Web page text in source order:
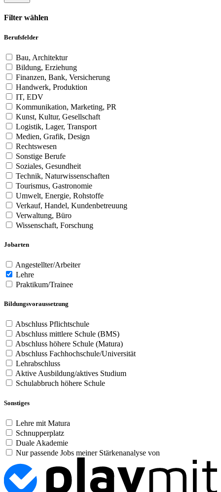
Filter wählen
Berufsfelder
Bau, Architektur
Bildung, Erziehung
Finanzen, Bank, Versicherung
Handwerk, Produktion
IT, EDV
Kommunikation, Marketing, PR
Kunst, Kultur, Gesellschaft
Logistik, Lager, Transport
Medien, Grafik, Design
Rechtswesen
Sonstige Berufe
Soziales, Gesundheit
Technik, Naturwissenschaften
Tourismus, Gastronomie
Umwelt, Energie, Rohstoffe
Verkauf, Handel, Kundenbetreuung
Verwaltung, Büro
Wissenschaft, Forschung
Jobarten
Angestellter/Arbeiter
Lehre
Praktikum/Trainee
Bildungsvoraussetzung
Abschluss Pflichtschule
Abschluss mittlere Schule (BMS)
Abschluss höhere Schule (Matura)
Abschluss Fachhochschule/Universität
Lehrabschluss
Aktive Ausbildung/aktives Studium
Schulabbruch höhere Schule
Sonstiges
Lehre mit Matura
Schnupperplatz
Duale Akademie
Nur passende Jobs meiner Stärkenanalyse von